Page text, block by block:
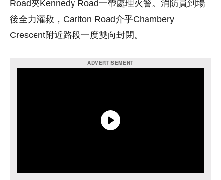
Road夾Kennedy Road一帶處理火警。消防員到場
後全力灌救，Carlton Road介乎Chambery
Crescent附近路段一度雙向封閉。